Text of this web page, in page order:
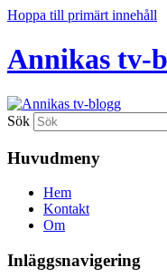
Hoppa till primärt innehåll
Annikas tv-
Sök
Huvudmeny
Hem
Kontakt
Om
Inläggsnavigering